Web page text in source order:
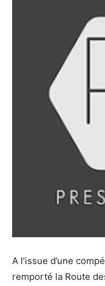
A l’issue d’une
remporté la Route